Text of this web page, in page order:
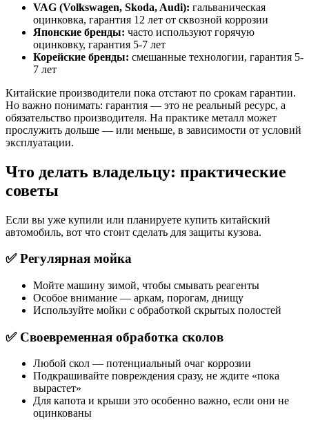
VAG (Volkswagen, Skoda, Audi): гальваническая
оцинковка, гарантия 12 лет от сквозной коррозии
Японские бренды: часто используют горячую
оцинковку, гарантия 5-7 лет
Корейские бренды: смешанные технологии, гарантия 5-
7 лет
Китайские производители пока отстают по срокам гарантии.
Но важно понимать: гарантия — это не реальный ресурс, а
обязательство производителя. На практике металл может
прослужить дольше — или меньше, в зависимости от условий
эксплуатации.
Что делать владельцу: практические
советы
Если вы уже купили или планируете купить китайский
автомобиль, вот что стоит сделать для защиты кузова.
✅ Регулярная мойка
Мойте машину зимой, чтобы смывать реагенты
Особое внимание — аркам, порогам, днищу
Используйте мойки с обработкой скрытых полостей
✅ Своевременная обработка сколов
Любой скол — потенциальный очаг коррозии
Подкрашивайте повреждения сразу, не ждите «пока
вырастет»
Для капота и крыши это особенно важно, если они не
оцинкованы